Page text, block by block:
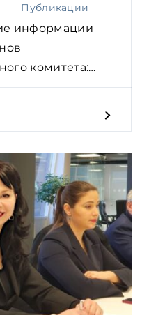
Публикации
информации
комитета: